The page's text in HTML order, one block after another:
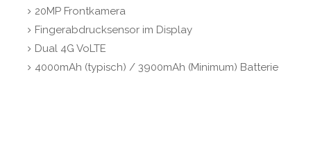
20MP Frontkamera
Fingerabdrucksensor im Display
Dual 4G VoLTE
4000mAh (typisch) / 3900mAh (Minimum) Batterie